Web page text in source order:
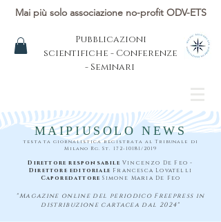
Mai più solo associazione no-profit ODV-ETS
Pubblicazioni
scientifiche - Conferenze
- Seminari
MAIPIUSOLO NEWS
testata giornalistica registrata al Tribunale di
Milano Rg. St. 172-10181 /2019
Direttore responsabile Vincenzo De Feo -
Direttore editoriale Francesca Lovatelli
Caporedattore Simone Maria De Feo
"Magazine online del periodico Freepress in
distribuzione cartacea dal 2024"